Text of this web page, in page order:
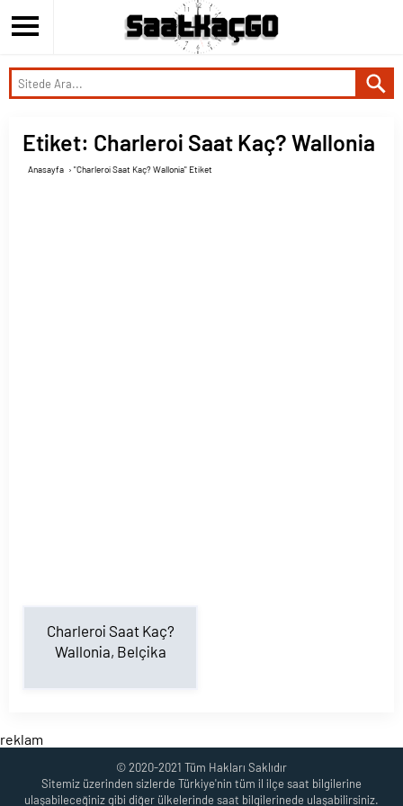
Etiket: Charleroi Saat Kaç? Wallonia
Anasayfa › "Charleroi Saat Kaç? Wallonia" Etiket
Charleroi Saat Kaç?
Wallonia, Belçika
reklam
© 2020-2021 Tüm Hakları Saklıdır
Sitemiz üzerinden sizlerde Türkiye'nin tüm il ilçe saat bilgilerine
ulaşabileceğiniz gibi diğer ülkelerinde saat bilgilerinede ulaşabilirsiniz.